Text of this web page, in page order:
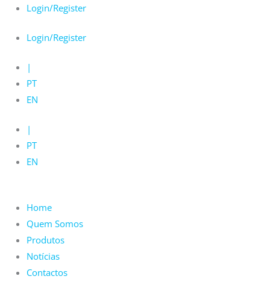
Skip
content
Login/Register
Login/Register
|
PT
EN
|
PT
EN
Home
Quem Somos
Produtos
Notícias
Contactos